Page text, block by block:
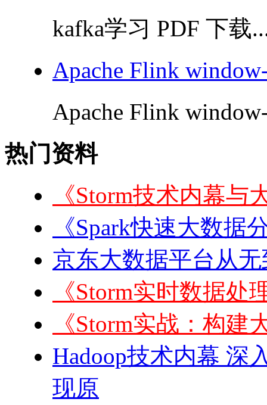
kafka学习 PDF 下载
Apache Flink
Apache Flink
热门资料
《Storm技术内幕与
《Spark快速大数据
京东大数据平台从
《Storm实时数据处
《Storm实战：构
Hadoop技术内幕 深
现原